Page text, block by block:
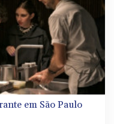
em São Paulo